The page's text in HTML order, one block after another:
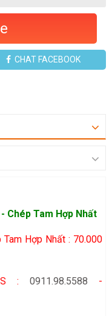
CHAT FACEBOOK
Chép Tam Hợp Nhất
Tam Hợp Nhất : 70.000
:0911.98.5588 -